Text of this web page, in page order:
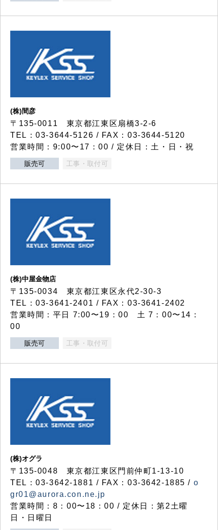
(株)間彦
〒135-0011 東京都江東区扇橋3-2-6
TEL：03-3644-5126 / FAX：03-3644-5120
営業時間：9:00〜17：00 / 定休日：土・日・祝
販売可 工事・取付可
(株)中屋金物店
〒135-0034 東京都江東区永代2-30-3
TEL：03-3641-2401 / FAX：03-3641-2402
営業時間：平日 7:00〜19：00 土 7：00〜14：
00
販売可 工事・取付可
(株)オグラ
〒135-0048 東京都江東区門前仲町1-13-10
TEL：03-3642-1881 / FAX：03-3642-1885 / o
gr01@aurora.con.ne.jp
営業時間：8：00〜18：00 / 定休日：第2土曜
日・日曜日